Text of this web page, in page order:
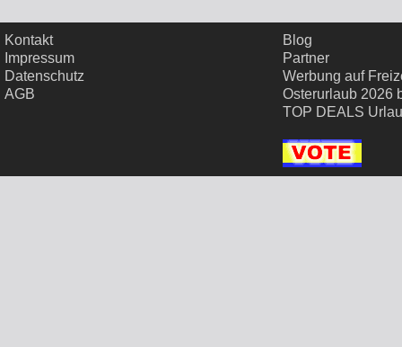
Kontakt
Impressum
Datenschutz
AGB
Blog
Partner
Werbung auf
Osterurlaub 2026
TOP DEALS